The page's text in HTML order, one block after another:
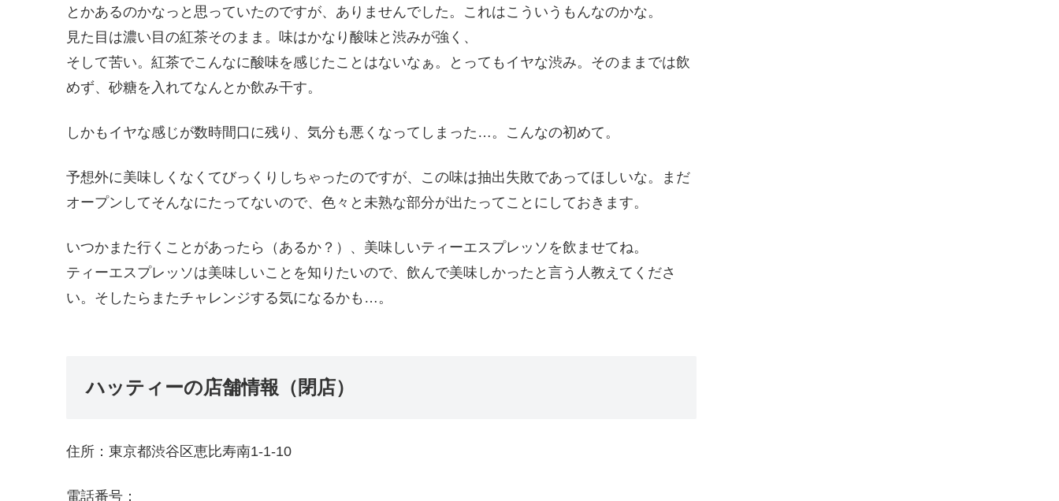
とかあるのかなっと思っていたのですが、ありませんでした。これはこういうもんなのかな。
見た目は濃い目の紅茶そのまま。味はかなり酸味と渋みが強く、
そして苦い。紅茶でこんなに酸味を感じたことはないなぁ。とってもイヤな渋み。そのままでは飲
めず、砂糖を入れてなんとか飲み干す。
しかもイヤな感じが数時間口に残り、気分も悪くなってしまった…。こんなの初めて。
予想外に美味しくなくてびっくりしちゃったのですが、この味は抽出失敗であってほしいな。まだ
オープンしてそんなにたってないので、色々と未熟な部分が出たってことにしておきます。
いつかまた行くことがあったら（あるか？）、美味しいティーエスプレッソを飲ませてね。
ティーエスプレッソは美味しいことを知りたいので、飲んで美味しかったと言う人教えてくださ
い。そしたらまたチャレンジする気になるかも…。
ハッティーの店舗情報（閉店）
住所：東京都渋谷区恵比寿南1-1-10
電話番号：